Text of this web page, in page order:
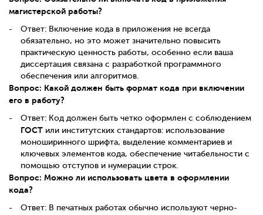
магистерской работы?
Ответ: Включение кода в приложения не всегда
обязательно, но это может значительно повысить
практическую ценность работы, особенно если ваша
диссертация связана с разработкой программного
обеспечения или алгоритмов.
Вопрос: Какой должен быть формат кода при включении
его в работу?
Ответ: Код должен быть четко оформлен с соблюдением
ГОСТ или институтских стандартов: использование
моноширинного шрифта, выделение комментариев и
ключевых элементов кода, обеспечение читабельности с
помощью отступов и нумерации строк.
Вопрос: Можно ли использовать цвета в оформлении
кода?
Ответ: В печатных работах обычно используют черно-